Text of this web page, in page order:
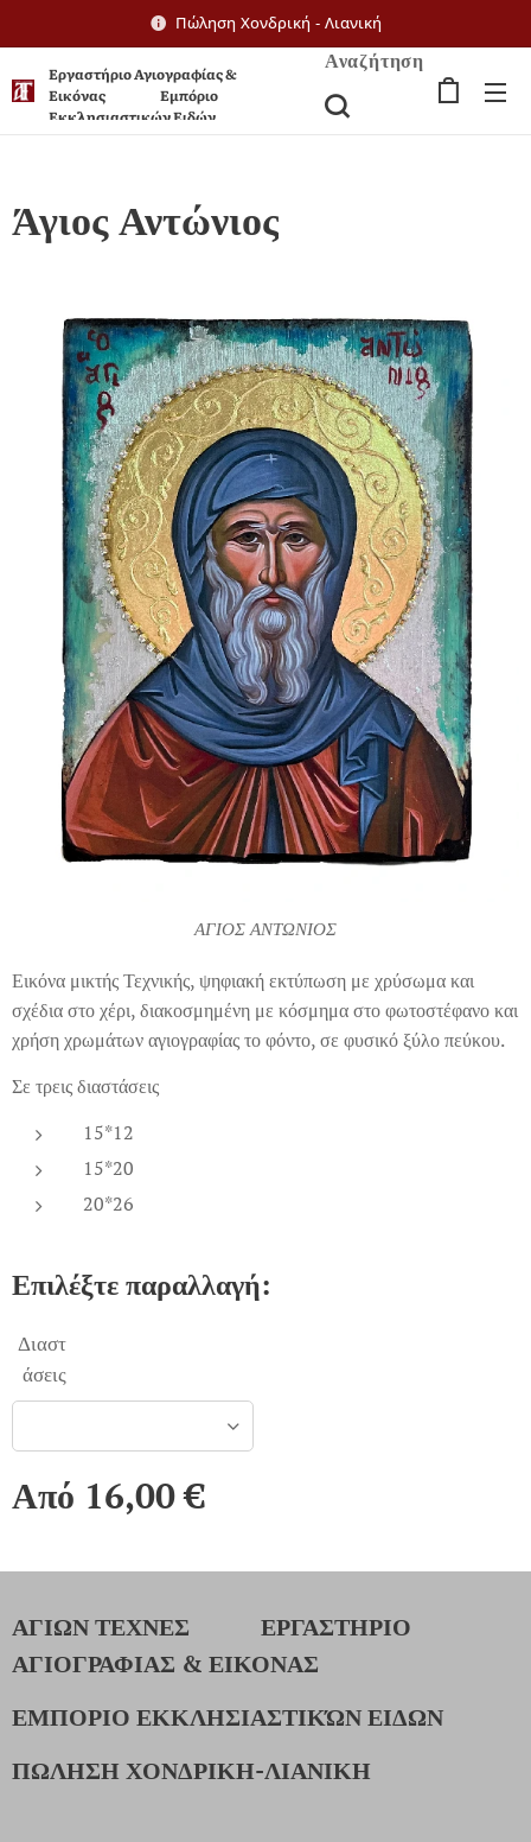
Πώληση Χονδρική - Λιανική
Εργαστήριο Αγιογραφίας &
Εικόνας Εμπόριο
Εκκλησιαστικών Ειδών
Αναζήτηση
Άγιος Αντώνιος
ΑΓΙΟΣ ΑΝΤΩΝΙΟΣ
Εικόνα μικτής Τεχνικής, ψηφιακή εκτύπωση με χρύσωμα και
σχέδια στο χέρι, διακοσμημένη με κόσμημα στο φωτοστέφανο και
χρήση χρωμάτων αγιογραφίας το φόντο, σε φυσικό ξύλο πεύκου.
Σε τρεις διαστάσεις
15*12
15*20
20*26
Επιλέξτε παραλλαγή:
Διαστ
άσεις
Από 16,00€
ΑΓΙΩΝ ΤΕΧΝΕΣ ΕΡΓΑΣΤΗΡΙΟ
ΑΓΙΟΓΡΑΦΙΑΣ & ΕΙΚΟΝΑΣ
ΕΜΠΟΡΙΟ ΕΚΚΛΗΣΙΑΣΤΙΚΏΝ ΕΙΔΩΝ
ΠΩΛΗΣΗ ΧΟΝΔΡΙΚΗ-ΛΙΑΝΙΚΗ